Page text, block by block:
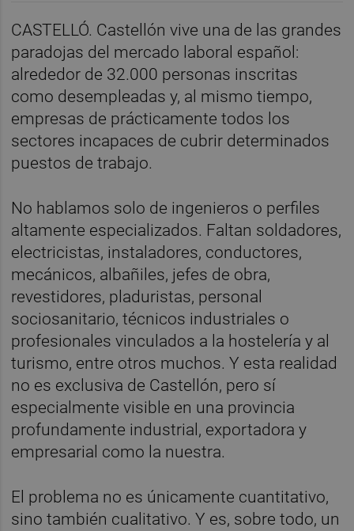
CASTELLÓ. Castellón vive una de las grandes
paradojas del mercado laboral español:
alrededor de 32.000 personas inscritas
como desempleadas y, al mismo tiempo,
empresas de prácticamente todos los
sectores incapaces de cubrir determinados
puestos de trabajo.
No hablamos solo de ingenieros o perfiles
altamente especializados. Faltan soldadores,
electricistas, instaladores, conductores,
mecánicos, albañiles, jefes de obra,
revestidores, pladuristas, personal
sociosanitario, técnicos industriales o
profesionales vinculados a la hostelería y al
turismo, entre otros muchos. Y esta realidad
no es exclusiva de Castellón, pero sí
especialmente visible en una provincia
profundamente industrial, exportadora y
empresarial como la nuestra.
El problema no es únicamente cuantitativo,
sino también cualitativo. Y es, sobre todo, un